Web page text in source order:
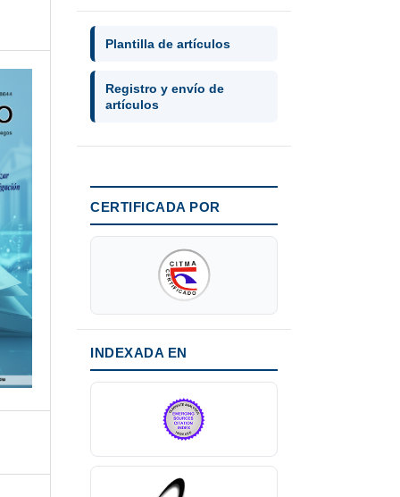
Plantilla de artículos
Registro y envío de
artículos
CERTIFICADA POR
INDEXADA EN